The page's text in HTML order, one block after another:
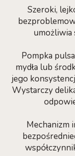
Szeroki,
umożliwia
Pompka
mydła lub
jego
Wystarczy
Mechanizm